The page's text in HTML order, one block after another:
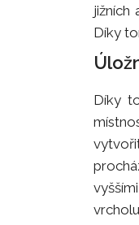
jižních
Díky
Díky